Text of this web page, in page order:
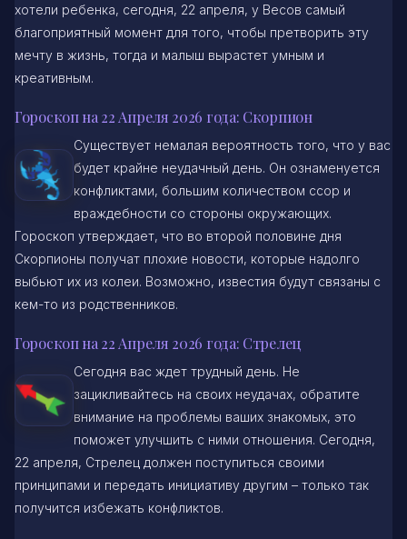
хотели ребенка, сегодня, 22 апреля, у Весов самый
благоприятный момент для того, чтобы претворить эту
мечту в жизнь, тогда и малыш вырастет умным и
креативным.
Гороскоп на 22 Апреля 2026 года: Скорпион
Существует немалая вероятность того, что у вас
будет крайне неудачный день. Он ознаменуется
конфликтами, большим количеством ссор и
враждебности со стороны окружающих.
Гороскоп утверждает, что во второй половине дня
Скорпионы получат плохие новости, которые надолго
выбьют их из колеи. Возможно, известия будут связаны с
кем-то из родственников.
Гороскоп на 22 Апреля 2026 года: Стрелец
Сегодня вас ждет трудный день. Не
зацикливайтесь на своих неудачах, обратите
внимание на проблемы ваших знакомых, это
поможет улучшить с ними отношения. Сегодня,
22 апреля, Стрелец должен поступиться своими
принципами и передать инициативу другим – только так
получится избежать конфликтов.